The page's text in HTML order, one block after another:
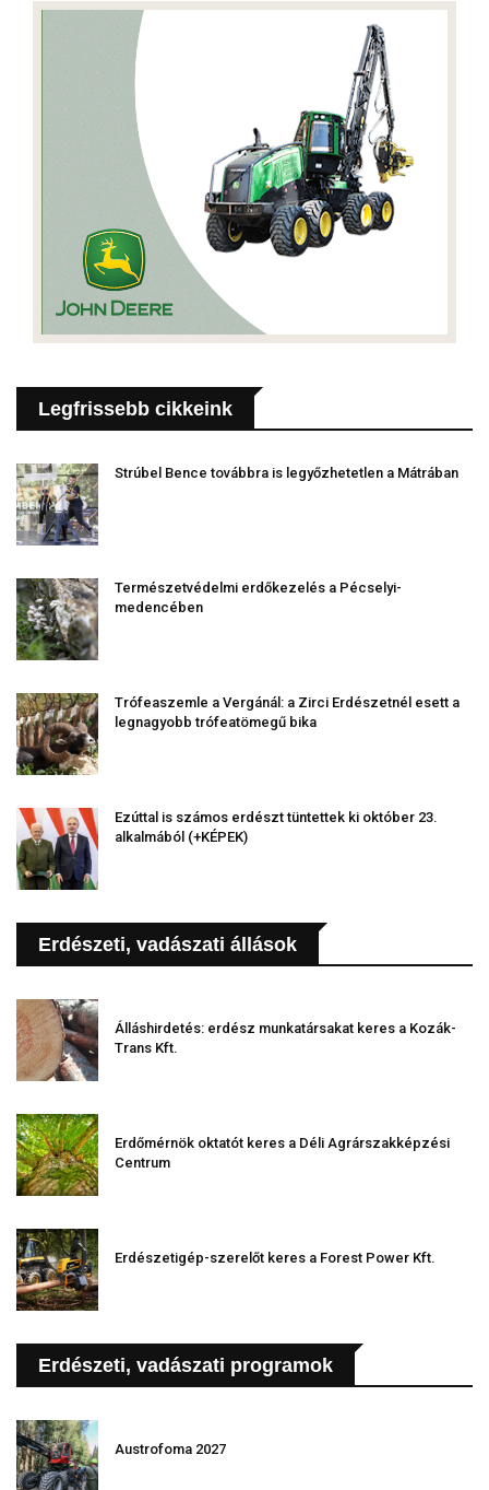
Legfrissebb cikkeink
Strúbel Bence továbbra is legyőzhetetlen a Mátrában
Természetvédelmi erdőkezelés a Pécselyi-
medencében
Trófeaszemle a Vergánál: a Zirci Erdészetnél esett a
legnagyobb trófeatömegű bika
Ezúttal is számos erdészt tüntettek ki október 23.
alkalmából (+KÉPEK)
Erdészeti, vadászati állások
Álláshirdetés: erdész munkatársakat keres a Kozák-
Trans Kft.
Erdőmérnök oktatót keres a Déli Agrárszakképzési
Centrum
Erdészetigép-szerelőt keres a Forest Power Kft.
Erdészeti, vadászati programok
Austrofoma 2027